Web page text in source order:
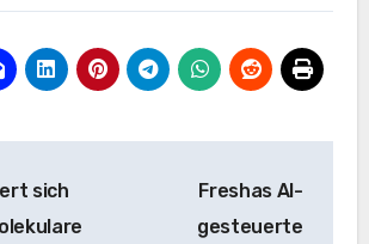
sich
Freshas AI-
gesteuerte